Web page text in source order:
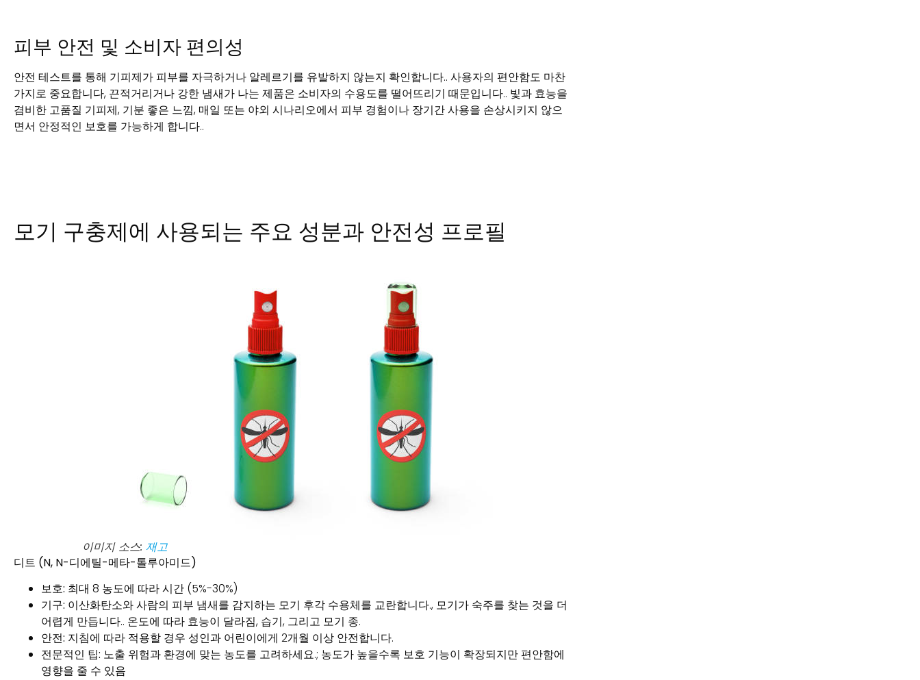
피부 안전 및 소비자 편의성
안전 테스트를 통해 기피제가 피부를 자극하거나 알레르기를 유발하지 않는지 확인합니다.. 사용자의 편안함도 마찬
가지로 중요합니다, 끈적거리거나 강한 냄새가 나는 제품은 소비자의 수용도를 떨어뜨리기 때문입니다.. 빛과 효능을
겸비한 고품질 기피제, 기분 좋은 느낌, 매일 또는 야외 시나리오에서 피부 경험이나 장기간 사용을 손상시키지 않으
면서 안정적인 보호를 가능하게 합니다..
모기 구충제에 사용되는 주요 성분과 안전성 프로필
이미지 소스:재고
디트 (N, N-디에틸-메타-톨루아미드)
보호: 최대 8 농도에 따라 시간 (5%-30%)
기구: 이산화탄소와 사람의 피부 냄새를 감지하는 모기 후각 수용체를 교란합니다., 모기가 숙주를 찾는 것을 더
어렵게 만듭니다.. 온도에 따라 효능이 달라짐, 습기, 그리고 모기 종.
안전: 지침에 따라 적용할 경우 성인과 어린이에게 2개월 이상 안전합니다.
전문적인 팁: 노출 위험과 환경에 맞는 농도를 고려하세요.; 농도가 높을수록 보호 기능이 확장되지만 편안함에
영향을 줄 수 있음